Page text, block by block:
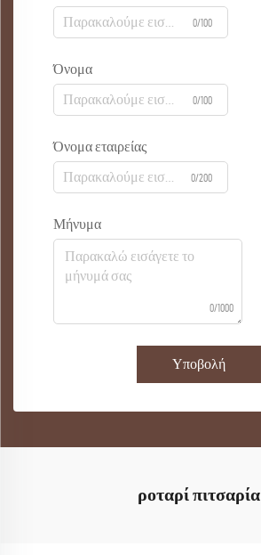
0/100
Όνομα
0/100
Όνομα εταιρείας
0/200
Μήνυμα
0/1000
Υποβολή
ροταρί πιτσαρία